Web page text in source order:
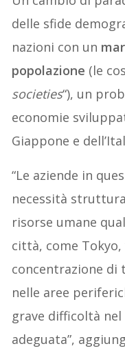
delle sfide
nazioni con un
popolazione (le
societies“), un
economie
Giappone e
“Le aziende in
necessità
risorse umane
città, come Tokyo,
concentrazione
nelle aree
grave difficoltà
adeguata”,